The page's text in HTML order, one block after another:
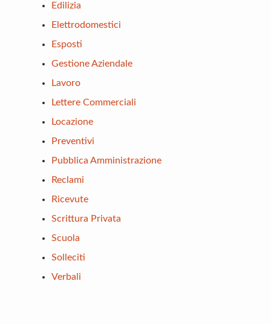
Edilizia
Elettrodomestici
Esposti
Gestione Aziendale
Lavoro
Lettere Commerciali
Locazione
Preventivi
Pubblica Amministrazione
Reclami
Ricevute
Scrittura Privata
Scuola
Solleciti
Verbali